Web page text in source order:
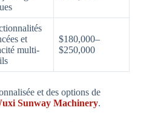
et
multi-
$180,000–
$250,000
et des options de
Sunway Machinery.